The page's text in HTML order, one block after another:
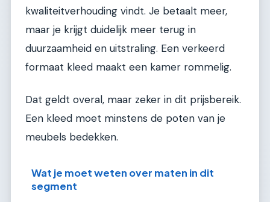
kwaliteitverhouding vindt. Je betaalt meer,
maar je krijgt duidelijk meer terug in
duurzaamheid en uitstraling. Een verkeerd
formaat kleed maakt een kamer rommelig.
Dat geldt overal, maar zeker in dit prijsbereik.
Een kleed moet minstens de poten van je
meubels bedekken.
Wat je moet weten over maten in dit
segment